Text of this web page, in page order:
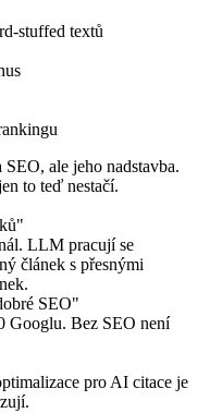
stuffed textů
ale jeho nadstavba.
to teď nestačí.
LLM pracují se
článek s přesnými
SEO"
Googlu. Bez SEO není
pro AI citace je